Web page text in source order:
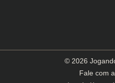
© 2026
Fale com